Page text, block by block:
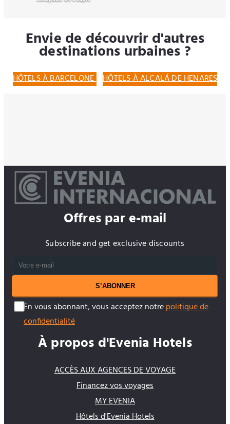
Envie de découvrir d'autres
destinations urbaines ?
HÔTELS À BARCELONE HÔTELS À ALCALÁ DE HENARES
Offres par e-mail
Subscribe and get exclusive discounts
S’ABONNER
En vous abonnant, vous acceptez notrepolitique de
confidentialité
À propos d'Evenia Hotels
ACCÈS AUX AGENCES DE VOYAGE
Financez vos voyages
MY EVENIA
Hôtels d'Evenia Hotels